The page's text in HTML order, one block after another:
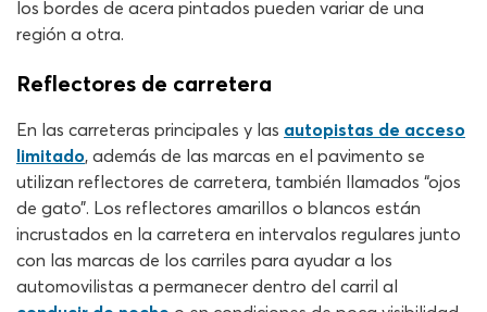
los bordes de acera pintados pueden variar de una
región a otra.
Reflectores de carretera
En las carreteras principales y las autopistas de acceso
limitado, además de las marcas en el pavimento se
utilizan reflectores de carretera, también llamados “ojos
de gato”. Los reflectores amarillos o blancos están
incrustados en la carretera en intervalos regulares junto
con las marcas de los carriles para ayudar a los
automovilistas a permanecer dentro del carril al